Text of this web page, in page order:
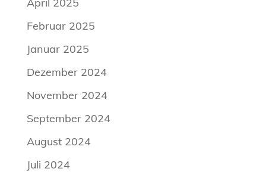
Februar 2025
Januar 2025
Dezember 2024
November 2024
September 2024
August 2024
Juli 2024